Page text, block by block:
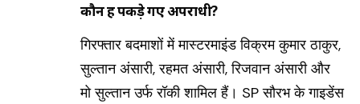
कौन हैं पकड़े गए अपराधी?
गिरफ्तार बदमाशों में मास्टरमाइंड विक्रम कुमार ठाकुर,
सुल्तान अंसारी, रहमत अंसारी, रिजवान अंसारी और
मो सुल्तान उर्फ रॉकी शामिल हैं। SP सौरभ के गाइडेंस